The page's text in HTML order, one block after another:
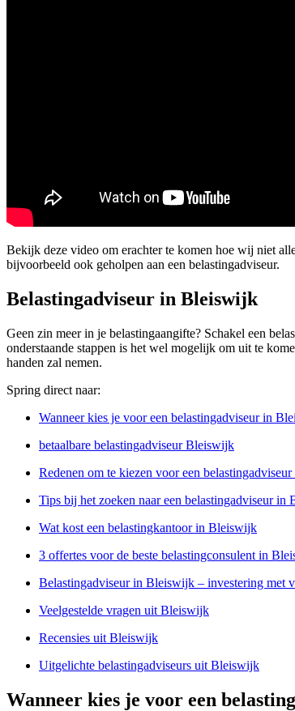
Bekijk deze video om erachter te komen hoe wij niet
bijvoorbeeld ook geholpen aan een belastingadviseur.
Belastingadviseur in Bleiswijk
Geen zin meer in je belastingaangifte? Schakel een
onderstaande stappen is het wel mogelijk om uit te
handen zal nemen.
Spring direct naar:
Wanneer kies je voor een belastingadviseur in
betaalbare belastingadviseur Bleiswijk
Redenen om te kiezen voor een
Tips bij het zoeken naar een belastingadviseur in
Wat kost een belastingkantoor in Bleiswijk
3 offertes voor de beste belastingconsulent in
Belastingadviseur in Bleiswijk – investering met
Veelgestelde vragen uit Bleiswijk
Recensies uit Bleiswijk
Uitgelichte belastingadviseurs uit Bleiswijk
Wanneer kies je voor een